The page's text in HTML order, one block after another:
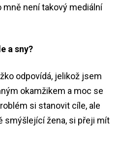
mně není takový mediální
a sny?
odpovídá, jelikož jsem
okamžikem a moc se
si stanovit cíle, ale
smýšlející žena, si přeji mít